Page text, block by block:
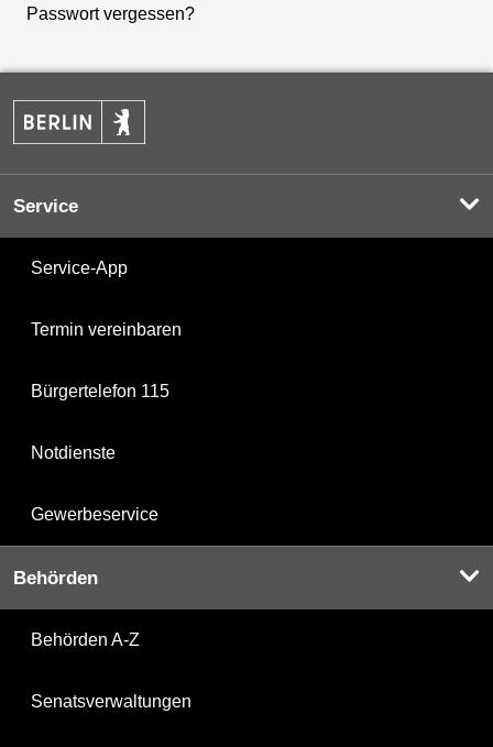
Passwort vergessen?
Service
Service-App
Termin vereinbaren
Bürgertelefon 115
Notdienste
Gewerbeservice
Behörden
Behörden A-Z
Senatsverwaltungen